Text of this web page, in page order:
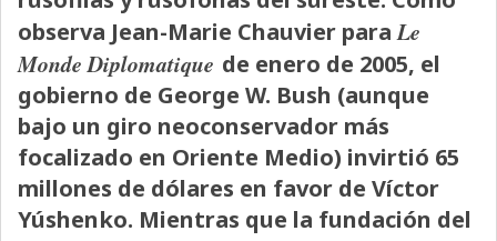
observa Jean-Marie Chauvier paraLe
Monde Diplomatique de enero de 2005, el
gobierno de George W. Bush (aunque
bajo un giro neoconservador más
focalizado en Oriente Medio) invirtió 65
millones de dólares en favor de Víctor
Yúshenko. Mientras que la fundación del